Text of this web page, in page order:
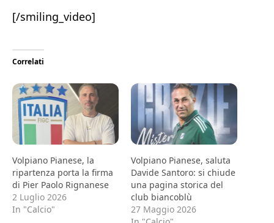
[/smiling_video]
Correlati
Volpiano Pianese, la
ripartenza porta la firma
di Pier Paolo Rignanese
2 Luglio 2026
In "Calcio"
Volpiano Pianese, saluta
Davide Santoro: si chiude
una pagina storica del
club biancoblù
27 Maggio 2026